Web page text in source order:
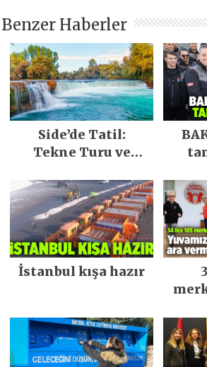
Benzer Haberler
Side’de Tatil:
Tekne Turu ve
İstanbul kışa hazır